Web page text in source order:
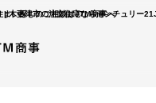
木更津市の注文住宅ならセンチュリー
まい探しのご相談はJTM商事へ